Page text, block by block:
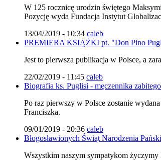
W 125 rocznicę urodzin świętego
Pozycję wyda Fundacja Instytut
13/04/2019 - 10:34 caleb
PREMIERA KSIĄŻKI pt. "Don Pino
Jest to pierwsza publikacja w Polsce, a
22/02/2019 - 11:45 caleb
Biografia ks. Puglisi - męczennika
Po raz pierwszy w Polsce zostanie
Franciszka.
09/01/2019 - 20:36 caleb
Błogosławionych Świąt Narodzenia
Wszystkim naszym sympatykom